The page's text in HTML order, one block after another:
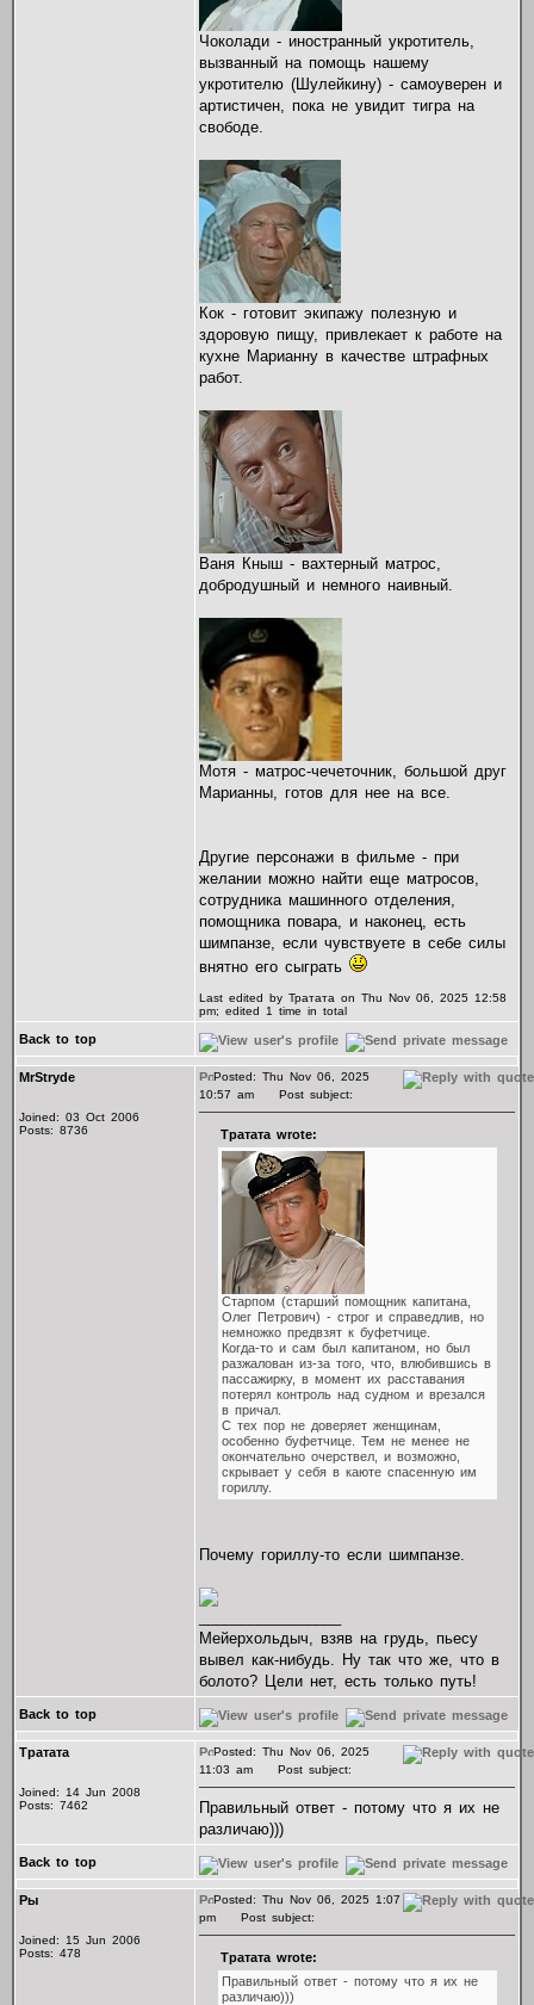
Чоколади - иностранный укротитель,
вызванный на помощь нашему
укротителю (Шулейкину) - самоуверен и
артистичен, пока не увидит тигра на
свободе.
Кок - готовит экипажу полезную и
здоровую пищу, привлекает к работе на
кухне Марианну в качестве штрафных
работ.
Ваня Кныш - вахтерный матрос,
добродушный и немного наивный.
Мотя - матрос-чечеточник, большой друг
Марианны, готов для нее на все.
Другие персонажи в фильме - при
желании можно найти еще матросов,
сотрудника машинного отделения,
помощника повара, и наконец, есть
шимпанзе, если чувствуете в себе силы
внятно его сыграть
Last edited by Тратата on Thu Nov 06, 2025 12:58
pm; edited 1 time in total
Back to top
MrStryde
Joined: 03 Oct 2006
Posts: 8736
Posted: Thu Nov 06, 2025
10:57 am
Post subject:
Тратата wrote:
Старпом (старший помощник капитана,
Олег Петрович) - строг и справедлив, но
немножко предвзят к буфетчице.
Когда-то и сам был капитаном, но был
разжалован из-за того, что, влюбившись в
пассажирку, в момент их расставания
потерял контроль над судном и врезался
в причал.
С тех пор не доверяет женщинам,
особенно буфетчице. Тем не менее не
окончательно очерствел, и возможно,
скрывает у себя в каюте спасенную им
гориллу.
Почему гориллу-то если шимпанзе.
Мейерхольдыч, взяв на грудь, пьесу
вывел как-нибудь. Ну так что же, что в
болото? Цели нет, есть только путь!
Back to top
Тратата
Joined: 14 Jun 2008
Posts: 7462
Posted: Thu Nov 06, 2025
11:03 am
Post subject:
Правильный ответ - потому что я их не
различаю)))
Back to top
Ры
Joined: 15 Jun 2006
Posts: 478
Posted: Thu Nov 06, 2025 1:07
pm
Post subject:
Тратата wrote:
Правильный ответ - потому что я их не
различаю)))